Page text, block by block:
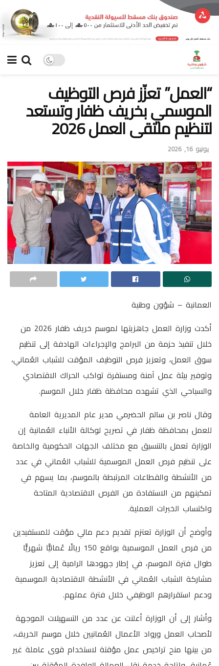
“العمل” تعزّز فرص التوظيف
الموسمي بخريف ظفار وتستعد
لتنظيم ملتقى العمل 2026
يونيو 16, 2026
العمانية – شؤون وطنية
أكدت وزارة العمل جاهزيتها لموسم خريف ظفار 2026 من
خلال تنفيذ حزمة من البرامج والإجراءات الهادفة إلى تنظيم
سوق العمل، وتعزيز فرص التوظيف المؤقت للشباب العُماني،
وتوفير بيئة عمل آمنة ومستقرة تواكب الحراك الاقتصادي
والسياحي الذي تشهده محافظة ظفار خلال الموسم.
وقال ناصر بن سالم الحضرمي مدير عام المديرية العامة
للعمل بمحافظة ظفار في تصريح لوكالة الأنباء العُمانية إن
الوزارة تعمل بالتنسيق مع مختلف الجهات الحكومية والخاصة
على تنظيم فرص العمل الموسمية للشباب العُماني في عدد
من الأنشطة والقطاعات المرتبطة بالموسم، بما يسهم في
تمكينهم من الاستفادة من الفرص الاقتصادية المتاحة
واكتساب الخبرات العملية.
وأوضح أن الوزارة تعتزم تقديم دعم مالي مؤقت للمستفيدين
من فرص العمل الموسمية بواقع 150 ريالًا عُمانيًّا شهريًّا
طوال فترة الموسم، في إطار جهودها الرامية إلى تعزيز
مشاركة الشباب العُماني في الأنشطة الاقتصادية الموسمية
ودعم استقرارهم الوظيفي خلال فترة عملهم.
وأشار إلى أن الوزارة أعلنت عن عدد من التسهيلات الموجهة
لأصحاب العمل ورواد الأعمال العُمانيين خلال موسم الخريف،
من بينها منح تراخيص عمل مؤقتة لاستخدام قوى عاملة غير